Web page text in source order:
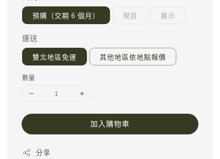
預購（交期 6 個月） 現貨 展示
運送
雙北地區免運 其他地區依地點報價
數量
加入購物車
分享